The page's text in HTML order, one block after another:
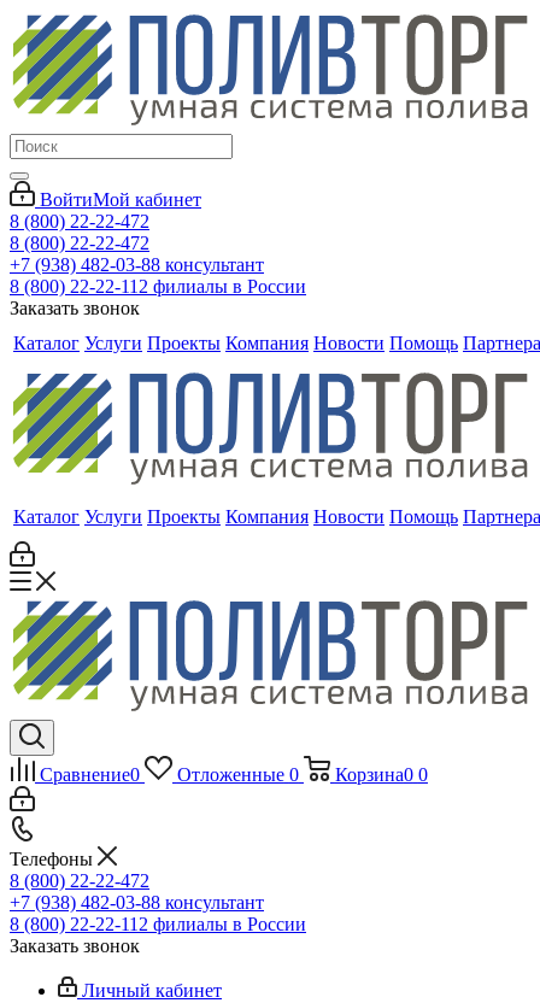
ВойтиМой кабинет
8 (800) 22-22-472
8 (800) 22-22-472
+7 (938) 482-03-88 консультант
8 (800) 22-22-112 филиалы в России
Заказать звонок
Каталог Услуги Проекты Компания Новости Помощь
Каталог Услуги Проекты Компания Новости Помощь
Сравнение0 Отложенные 0 Корзина0 0
Телефоны
8 (800) 22-22-472
+7 (938) 482-03-88 консультант
8 (800) 22-22-112 филиалы в России
Заказать звонок
Личный кабинет